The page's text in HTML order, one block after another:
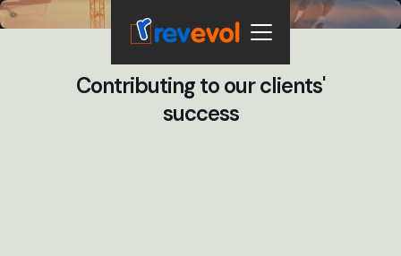
Contributing to our clients'
success